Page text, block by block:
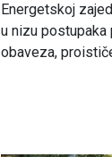
Energetskoj
u nizu postupaka
obaveza,